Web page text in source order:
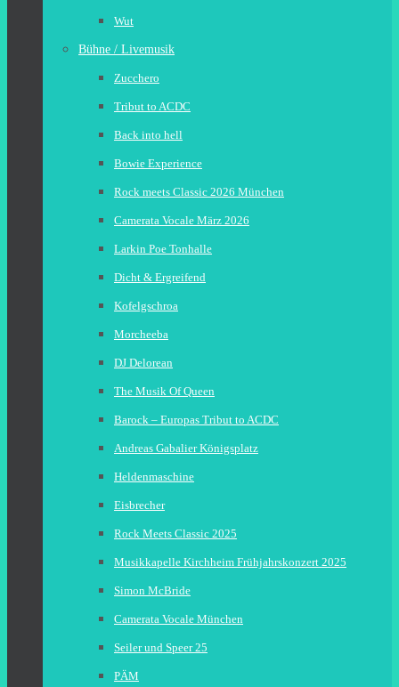
Wut
Bühne / Livemusik
Zucchero
Tribut to ACDC
Back into hell
Bowie Experience
Rock meets Classic 2026 München
Camerata Vocale März 2026
Larkin Poe Tonhalle
Dicht & Ergreifend
Kofelgschroa
Morcheeba
DJ Delorean
The Musik Of Queen
Barock – Europas Tribut to ACDC
Andreas Gabalier Königsplatz
Heldenmaschine
Eisbrecher
Rock Meets Classic 2025
Musikkapelle Kirchheim Frühjahrskonzert 2025
Simon McBride
Camerata Vocale München
Seiler und Speer 25
PÄM